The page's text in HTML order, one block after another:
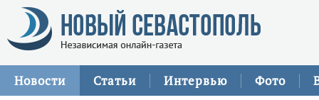
Новости Статьи Интервью Фото